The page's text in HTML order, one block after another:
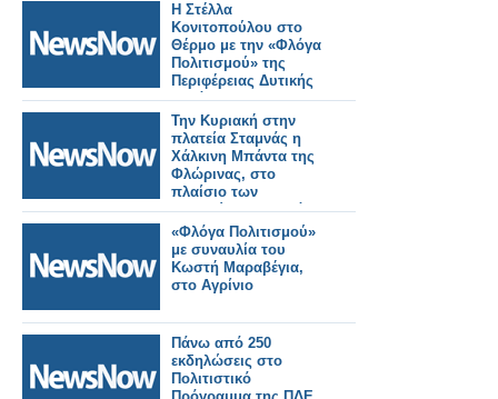
Η Στέλλα
Κονιτοπούλου στο
Θέρμο με την «Φλόγα
Πολιτισμού» της
Περιφέρειας Δυτικής
Ελλάδας
Την Κυριακή στην
πλατεία Σταμνάς η
Χάλκινη Μπάντα της
Φλώρινας, στο
πλαίσιο των
Εκδηλώσεων «Φλόγα
Πολιτισμού»
«Φλόγα Πολιτισμού»
με συναυλία του
Κωστή Μαραβέγια,
στο Αγρίνιο
Πάνω από 250
εκδηλώσεις στο
Πολιτιστικό